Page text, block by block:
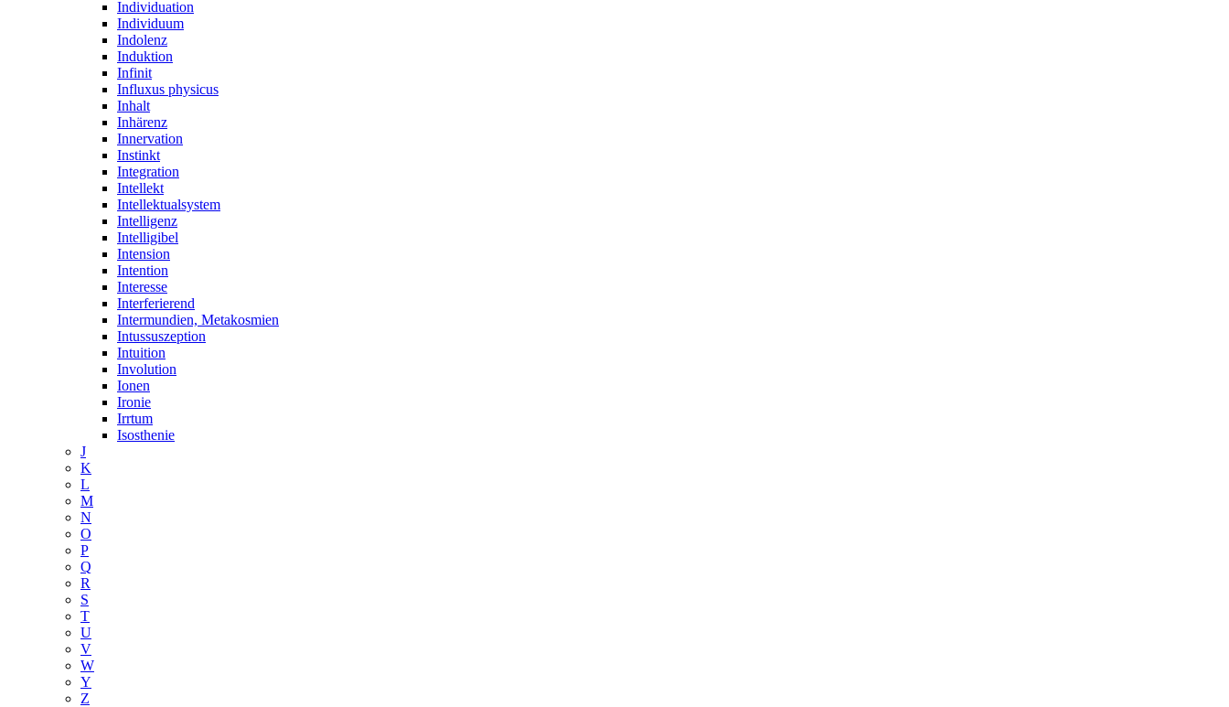
Individuation
Individuum
Indolenz
Induktion
Infinit
Influxus physicus
Inhalt
Inhärenz
Innervation
Instinkt
Integration
Intellekt
Intellektualsystem
Intelligenz
Intelligibel
Intension
Intention
Interesse
Interferierend
Intermundien, Metakosmien
Intussuszeption
Intuition
Involution
Ionen
Ironie
Irrtum
Isosthenie
J
K
L
M
N
O
P
Q
R
S
T
U
V
W
Y
Z